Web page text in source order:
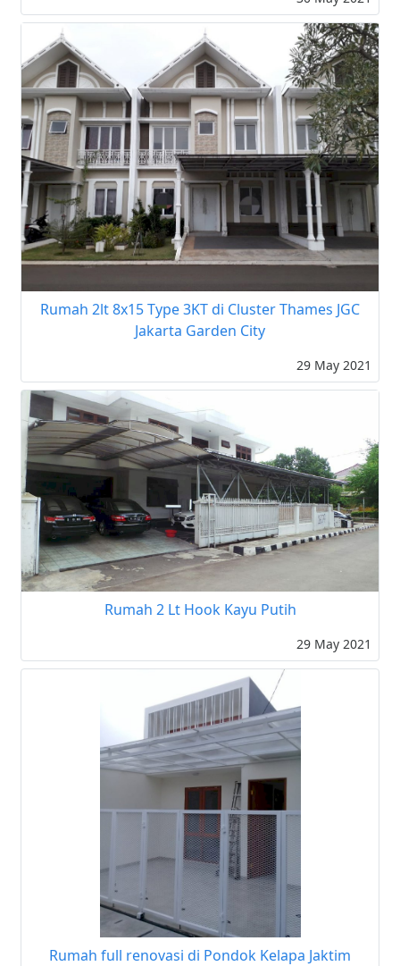
Rumah 2lt 8x15 Type 3KT di Cluster Thames JGC
Jakarta Garden City
29 May 2021
Rumah 2 Lt Hook Kayu Putih
29 May 2021
Rumah full renovasi di Pondok Kelapa Jaktim